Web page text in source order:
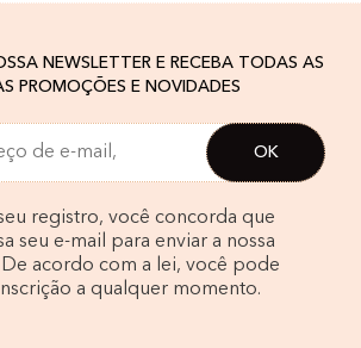
NEWSLETTER E RECEBA TODAS AS
PROMOÇÕES E NOVIDADES
registro, você concorda que
seu e-mail para enviar a nossa
De acordo com a lei, você pode
a qualquer momento.